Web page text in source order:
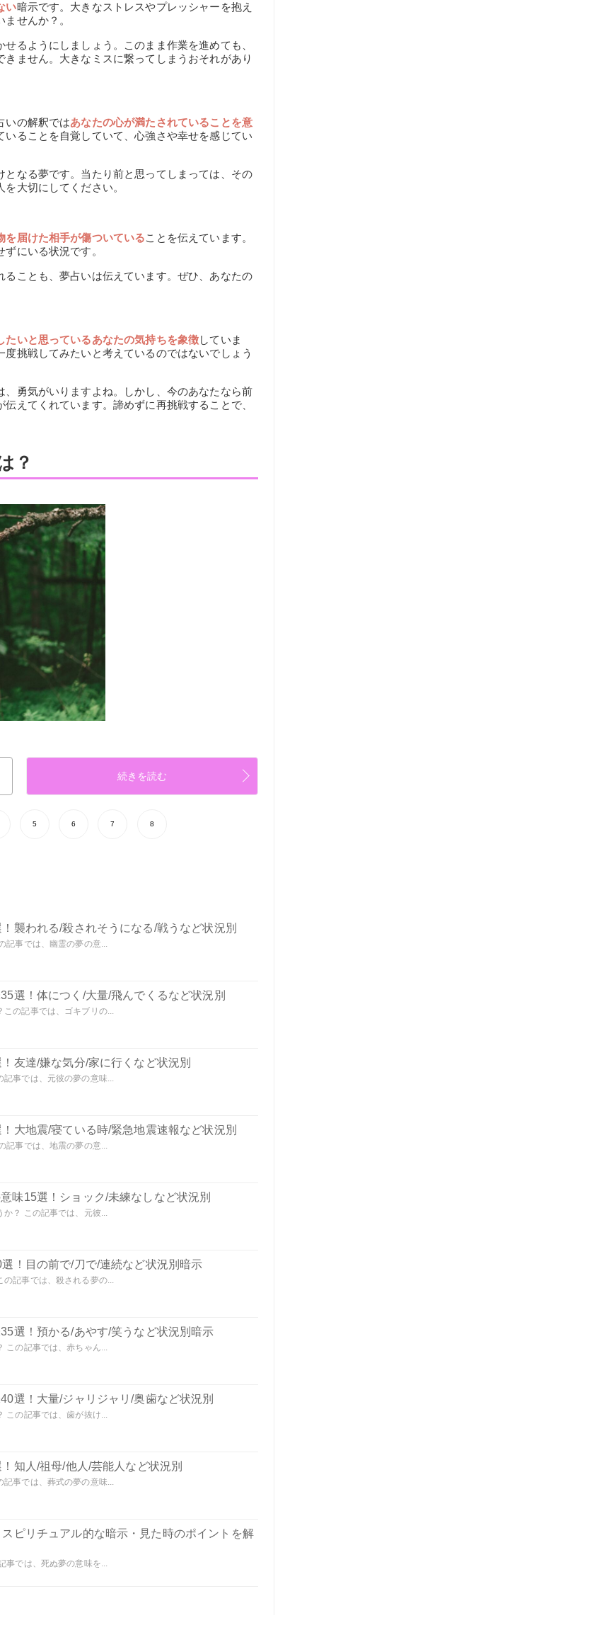
い暗示です。大きなストレスやプレッシャーを抱え
せんか？。
るようにしましょう。このまま作業を進めても、
ません。大きなミスに繋ってしまうおそれがあり
いの解釈ではあなたの心が満たされていることを意
ることを自覚していて、心強さや幸せを感じてい
なる夢です。当たり前と思ってしまっては、その
大切にしてください。
を届けた相手が傷ついていることを伝えています。
にいる状況です。
ことも、夢占いは伝えています。ぜひ、あなたの
たいと思っているあなたの気持ちを象徴していま
挑戦してみたいと考えているのではないでしょう
勇気がいりますよね。しかし、今のあなたなら前
えてくれています。諦めずに再挑戦することで、
？
続きを読む
5 6 7 8
襲われる/殺されそうになる/戦うなど状況別
記事では、幽霊の夢の意...
選！体につく/大量/飛んでくるなど状況別
この記事では、ゴキブリの...
友達/嫌な気分/家に行くなど状況別
記事では、元彼の夢の意味...
大地震/寝ている時/緊急地震速報など状況別
記事では、地震の夢の意...
味15選！ショック/未練なしなど状況別
か？ この記事では、元彼...
！目の前で/刀で/連続など状況別暗示
記事では、殺される夢の...
選！預かる/あやす/笑うなど状況別暗示
この記事では、赤ちゃん...
選！大量/ジャリジャリ/奥歯など状況別
この記事では、歯が抜け...
知人/祖母/他人/芸能人など状況別
事では、葬式の夢の意味...
スピリチュアル的な暗示・見た時のポイントを解
事では、死ぬ夢の意味を...